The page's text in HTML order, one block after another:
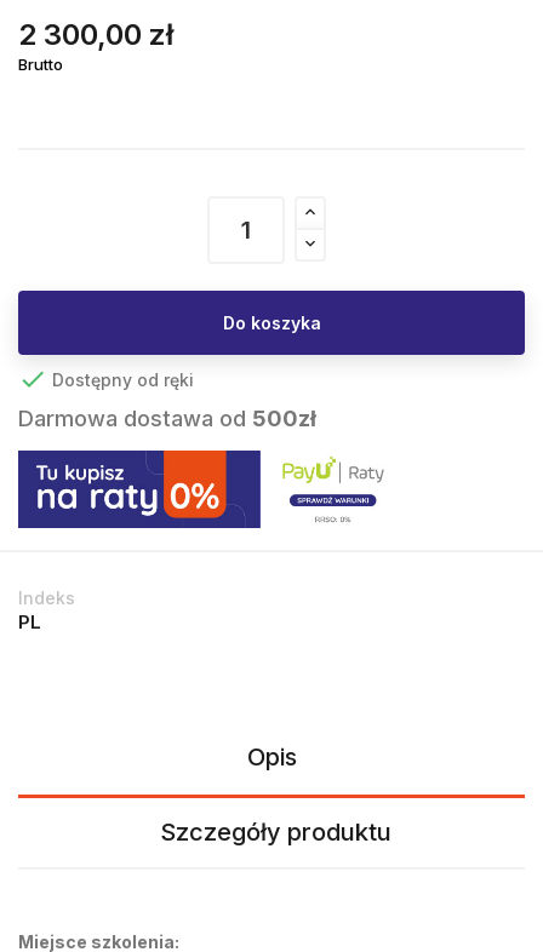
2 300,00 zł
Brutto
Do koszyka
 Dostępny od ręki
Darmowa dostawa od 500zł
Indeks
PL
Opis
Szczegóły produktu
Miejsce szkolenia: